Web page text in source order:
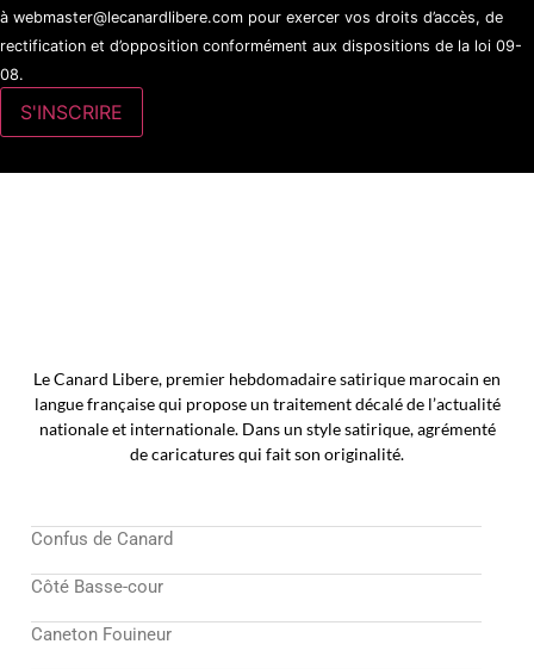
à webmaster@lecanardlibere.com pour exercer vos droits d’accès, de
rectification et d’opposition conformément aux dispositions de la loi 09-
08.
Le Canard Libere, premier hebdomadaire satirique marocain en
langue française qui propose un traitement décalé de l’actualité
nationale et internationale. Dans un style satirique, agrémenté
de caricatures qui fait son originalité.
Confus de Canard
Côté Basse-cour
Caneton Fouineur